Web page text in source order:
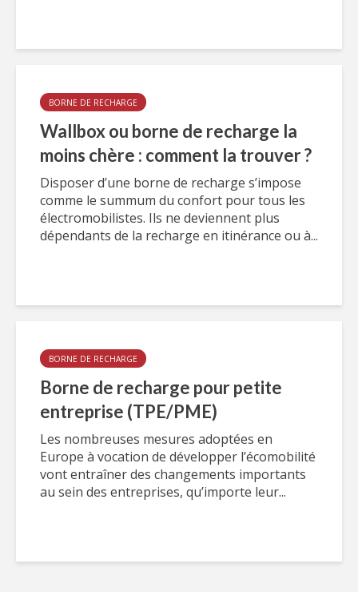
BORNE DE RECHARGE
Wallbox ou borne de recharge la
moins chère : comment la trouver ?
Disposer d’une borne de recharge s’impose
comme le summum du confort pour tous les
électromobilistes. Ils ne deviennent plus
dépendants de la recharge en itinérance ou à...
BORNE DE RECHARGE
Borne de recharge pour petite
entreprise (TPE/PME)
Les nombreuses mesures adoptées en
Europe à vocation de développer l’écomobilité
vont entraîner des changements importants
au sein des entreprises, qu’importe leur...